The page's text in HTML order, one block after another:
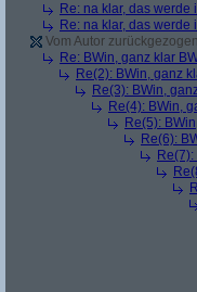
Re: na klar, das
Re: na klar, das
Vom Autor
Re: BWin, ganz klar
Re(2): BWin, ganz
Re(3): BWin,
Re(4): BWin,
Re(5):
Re(6):